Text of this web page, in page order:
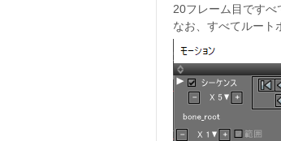
20フレーム目ですべ
なお、すべてルート